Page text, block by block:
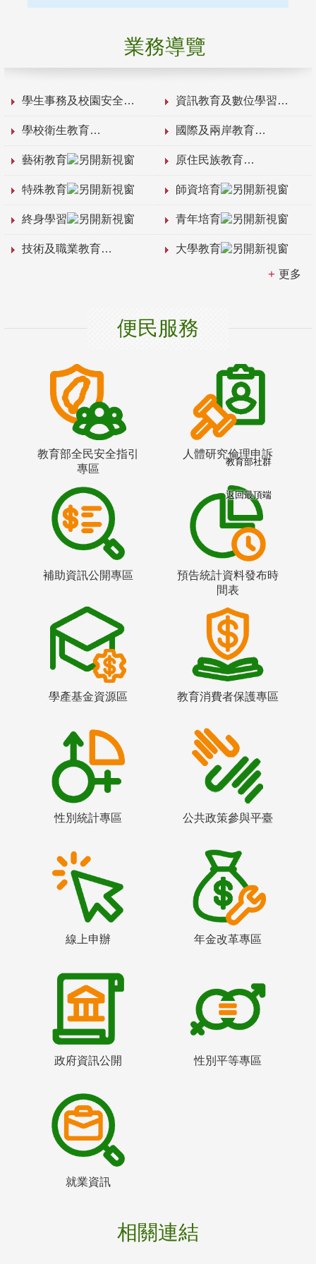
業務導覽
學生事務及校園安全 資訊教育及數位學習
學校衛生教育 國際及兩岸教育
藝術教育 原住民族教育
特殊教育 師資培育
終身學習 青年培育
技術及職業教育 大學教育
更多
便民服務
教育部全民安全指引
專區
人體研究倫理申訴
補助資訊公開專區
預告統計資料發布時
間表
學產基金資源區 教育消費者保護專區
性別統計專區 公共政策參與平臺
線上申辦 年金改革專區
政府資訊公開 性別平等專區
就業資訊
相關連結
教育部社群
返回最頂端